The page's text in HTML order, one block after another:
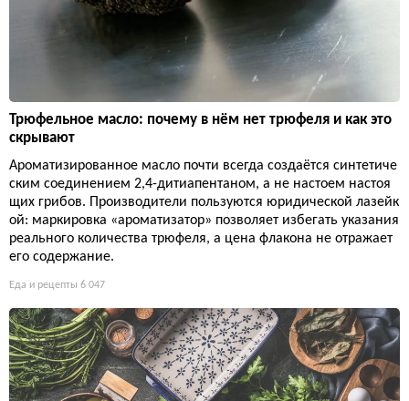
Трюфельное масло: почему в нём нет трюфеля и как это
скрывают
Ароматизированное масло почти всегда создаётся синтетиче
ским соединением 2,4-дитиапентаном, а не настоем настоя
щих грибов. Производители пользуются юридической лазейк
ой: маркировка «ароматизатор» позволяет избегать указания
реального количества трюфеля, а цена флакона не отражает
его содержание.
Еда и рецепты 6 047